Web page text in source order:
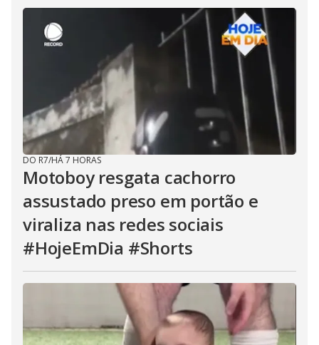
DO R7/HÁ 7 HORAS
Motoboy resgata cachorro
assustado preso em portão e
viraliza nas redes sociais
#HojeEmDia #Shorts